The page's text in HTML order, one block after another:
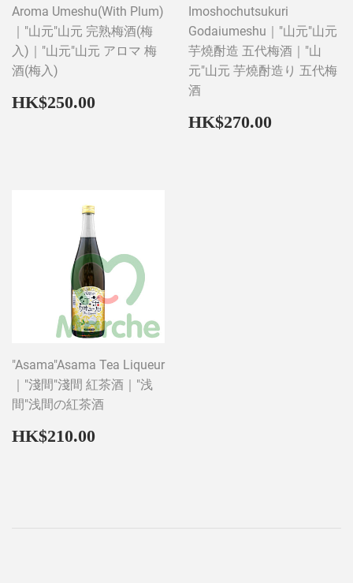
Aroma Umeshu(With Plum)
｜"山元"山元 完熟梅酒(梅
入)｜"山元"山元 アロマ 梅
酒(梅入)
Regular
price
HK$250.00 HK$250.00
Imoshochutsukuri
Godaiumeshu｜"山元"山元
芋燒酎造 五代梅酒｜"山
元"山元 芋燒酎造り 五代梅
酒
Regular
price
HK$270.00
"Asama"Asama Tea Liqueur
｜"淺間"淺間 紅茶酒｜"浅
間"浅間の紅茶酒
Regular
price
HK$210.00